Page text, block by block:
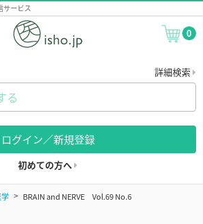
サービス
0
詳細検索
ログイン／新規登録
初めての方へ
学 BRAIN and NERVE Vol.69 No.6